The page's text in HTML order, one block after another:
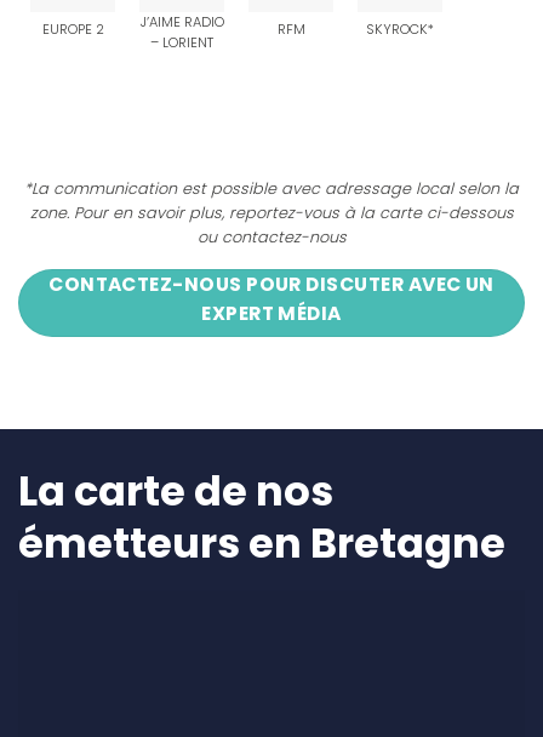
EUROPE 2
J’AIME RADIO
– LORIENT
RFM SKYROCK*
*La communication est possible avec adressage local selon la
zone. Pour en savoir plus, reportez-vous à la carte ci-dessous
ou contactez-nous
CONTACTEZ-NOUS POUR DISCUTER AVEC UN
EXPERT MÉDIA
La carte de nos
émetteurs en Bretagne